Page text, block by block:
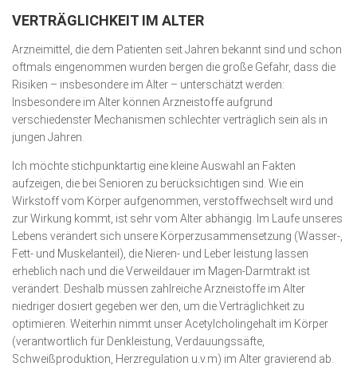
VERTRÄGLICHKEIT IM ALTER
Arzneimittel, die dem Patienten seit Jahren bekannt sind und schon
oftmals eingenommen wurden bergen die große Gefahr, dass die
Risiken – insbesondere im Alter – unterschätzt werden:
Insbesondere im Alter können Arzneistoffe aufgrund
verschiedenster Mechanismen schlechter verträglich sein als in
jungen Jahren.
Ich möchte stichpunktartig eine kleine Auswahl an Fakten
aufzeigen, die bei Senioren zu berücksichtigen sind. Wie ein
Wirkstoff vom Körper aufgenommen, verstoffwechselt wird und
zur Wirkung kommt, ist sehr vom Alter abhängig. Im Laufe unseres
Lebens verändert sich unsere Körperzusammensetzung (Wasser-,
Fett- und Muskelanteil), die Nieren- und Leber leistung lassen
erheblich nach und die Verweildauer im Magen-Darmtrakt ist
verändert. Deshalb müssen zahlreiche Arzneistoffe im Alter
niedriger dosiert gegeben wer den, um die Verträglichkeit zu
optimieren. Weiterhin nimmt unser Acetylcholingehalt im Körper
(verantwortlich für Denkleistung, Verdauungssäfte,
Schweißproduktion, Herzregulation u.v.m) im Alter gravierend ab.